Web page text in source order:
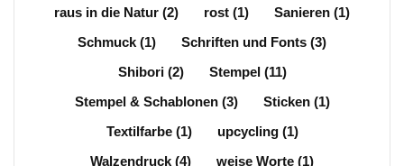
raus in die Natur (2) rost (1) Sanieren (1)
Schmuck (1) Schriften und Fonts (3)
Shibori(2) Stempel(11)
Stempel & Schablonen(3) Sticken(1)
Textilfarbe(1) upcycling(1)
Walzendruck (4) weise Worte (1)